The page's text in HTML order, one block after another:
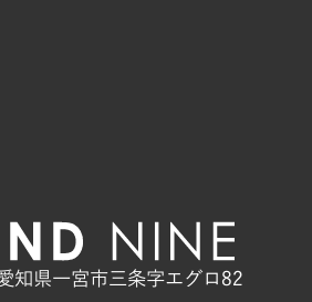
知県一宮市三条字エグロ82